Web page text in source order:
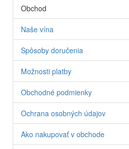
Obchod
Naše vína
Spôsoby doručenia
Možnosti platby
Obchodné podmienky
Ochrana osobných údajov
Ako nakupovať v obchode